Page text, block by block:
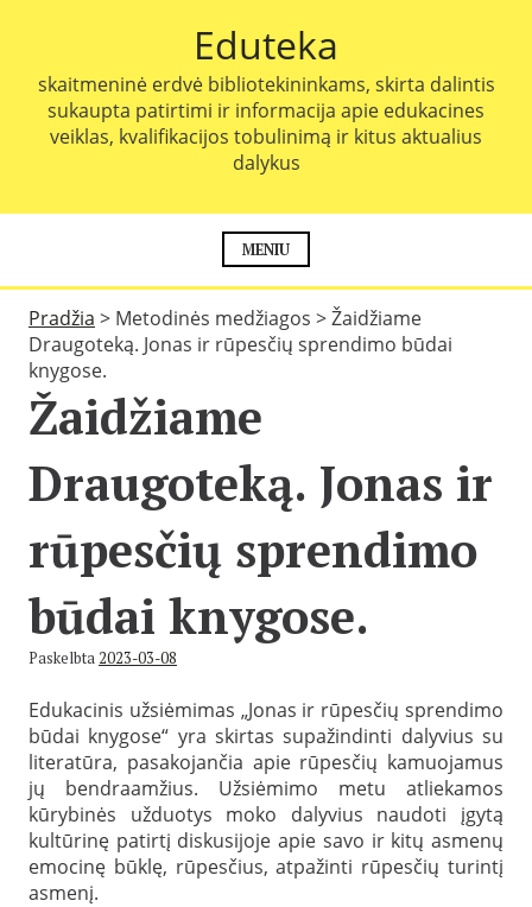
r
Eduteka
skaitmeninė erdvė bibliotekininkams, skirta dalintis
sukaupta patirtimi ir informacija apie edukacines
veiklas, kvalifikacijos tobulinimą ir kitus aktualius
dalykus
MENIU
Pradžia > Metodinės medžiagos >Žaidžiame
Draugoteką. Jonas ir rūpesčių sprendimo būdai
knygose.
Žaidžiame
Draugoteką. Jonas ir
rūpesčių sprendimo
būdai knygose.
Paskelbta 2023-03-08
Edukacinis užsiėmimas „Jonas ir rūpesčių sprendimo
būdai knygose“ yra skirtas supažindinti dalyvius su
literatūra, pasakojančia apie rūpesčių kamuojamus
jų bendraamžius. Užsiėmimo metu atliekamos
kūrybinės užduotys moko dalyvius naudoti įgytą
kultūrinę patirtį diskusijoje apie savo ir kitų asmenų
emocinę būklę, rūpesčius, atpažinti rūpesčių turintį
asmenį.